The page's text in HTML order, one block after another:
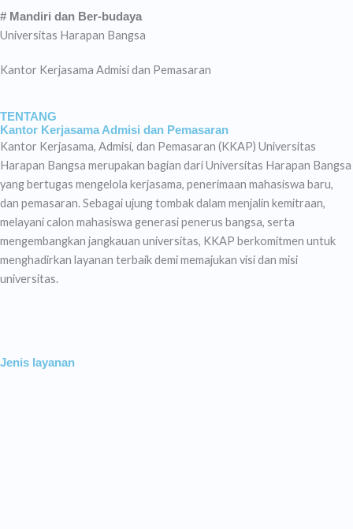
# Mandiri dan Ber-budaya
Universitas Harapan Bangsa
Kantor Kerjasama Admisi dan Pemasaran
TENTANG
Kantor Kerjasama Admisi dan Pemasaran
Kantor Kerjasama, Admisi, dan Pemasaran (KKAP) Universitas
Harapan Bangsa merupakan bagian dari Universitas Harapan Bangsa
yang bertugas mengelola kerjasama, penerimaan mahasiswa baru,
dan pemasaran. Sebagai ujung tombak dalam menjalin kemitraan,
melayani calon mahasiswa generasi penerus bangsa, serta
mengembangkan jangkauan universitas, KKAP berkomitmen untuk
menghadirkan layanan terbaik demi memajukan visi dan misi
universitas.
Jenis layanan